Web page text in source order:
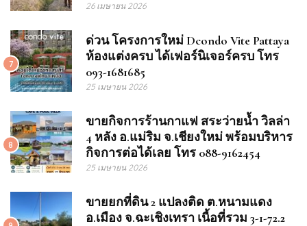
26 เมษายน 2026
7
ด่วน โครงการใหม่ Dcondo Vite Pattaya
ห้องแต่งครบ ได้เฟอร์นิเจอร์ครบ โทร
093-1681685
25 เมษายน 2026
8
ขายกิจการร้านกาแฟ สระว่ายน้ำ วิลล่า
4 หลัง อ.แม่ริม จ.เชียงใหม่ พร้อมบริหาร
กิจการต่อได้เลย โทร 088-9162454
25 เมษายน 2026
ขายยกที่ดิน 2 แปลงติด ต.หนามแดง
อ.เมือง จ.ฉะเชิงเทรา เนื้อที่รวม 3-1-72.2